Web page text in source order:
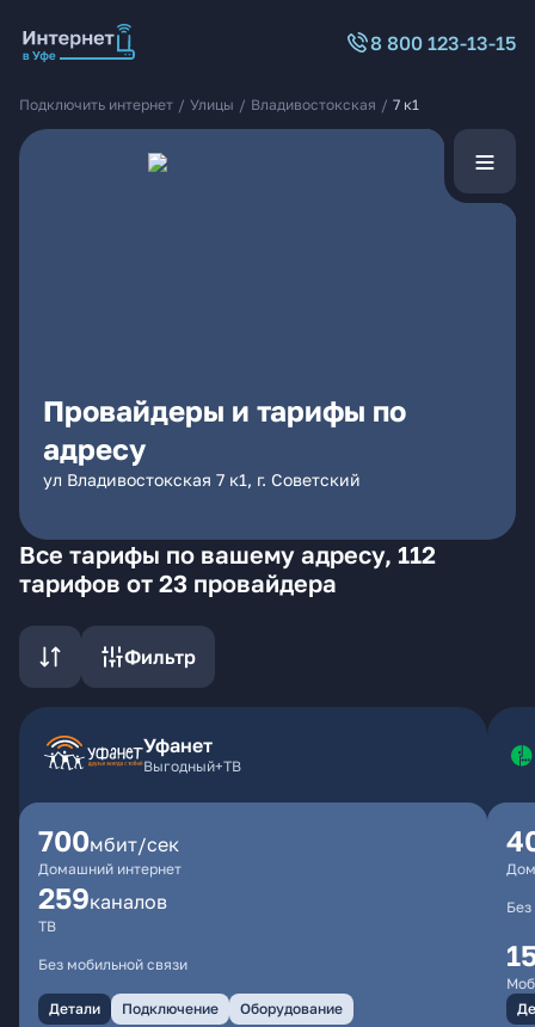
8 800 123-13-15
Подключить интернет / Улицы / Владивостокская / 7 к1
Провайдеры и тарифы по
адресу
ул Владивостокская 7 к1, г. Советский
Все тарифы по вашему адресу, 112
тарифов от 23 провайдера
Фильтр
Уфанет
Выгодный+ТВ
700мбит/сек
Домашний интернет
259каналов
ТВ
Без мобильной связи
Детали Подключение Оборудование